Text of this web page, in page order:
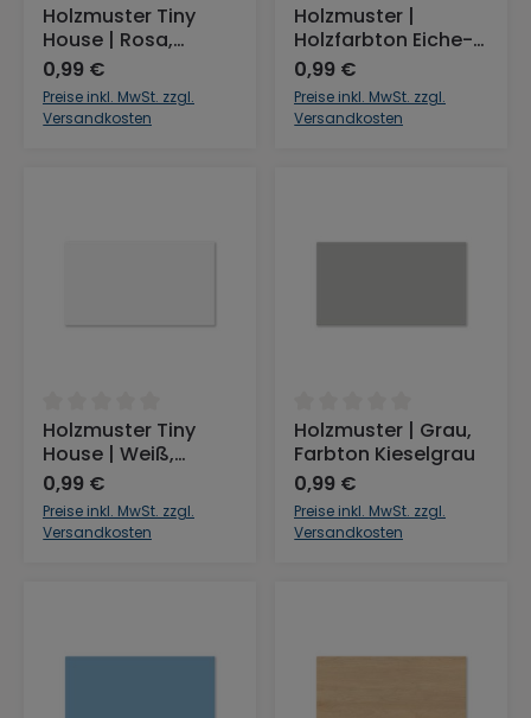
Durchschnittliche Bewertung von 0 von 5 Sternen
Holzmuster Tiny
House | Rosa,
Farbton Rosé
0,99 €
Preise inkl. MwSt. zzgl.
Versandkosten
Durchschnittliche
Holzmuster |
Holzfarbton Eiche-
Montana
0,99 €
Preise inkl. MwSt. zzgl.
Versandkosten
Durchschnittliche Bewertung von 0 von 5 Sternen
Holzmuster Tiny
House | Weiß,
Farbton Kreideweiß
0,99 €
Preise inkl. MwSt. zzgl.
Versandkosten
Durchschnittliche
Holzmuster | Grau,
Farbton Kieselgrau
0,99 €
Preise inkl. MwSt. zzgl.
Versandkosten